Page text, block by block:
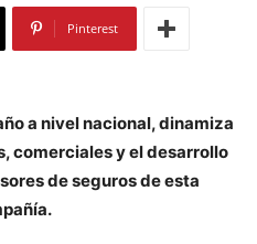
Pinterest
a nivel nacional, dinamiza
comerciales y el desarrollo
de seguros de esta